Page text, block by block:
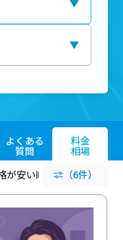
よくある
質問
料金
相場
が安い順 評価が高い順
（6件）